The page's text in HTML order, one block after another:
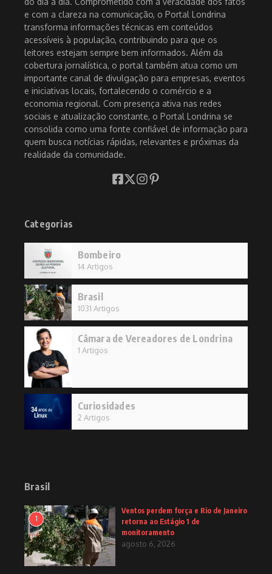
e com a clareza na comunicação, o Portal Londrina
transforma informações técnicas em conteúdos
acessíveis à população, contribuindo para que os
leitores estejam sempre bem informados. Além da
cobertura jornalística, o portal também atua como um
importante canal de divulgação para empresas, eventos
e iniciativas locais, fortalecendo o comércio e a
economia regional. Com presença ativa nas redes
sociais e atualização constante, o Portal Londrina se
consolida como uma fonte confiável de informação para
quem busca notícias rápidas, relevantes e próximas da
realidade da comunidade.
Categorias
Bombeiro
14 Artigos
Brasil
1031 Artigos
Câmara de Vereadores de Londrina
1 Artigos
Curiosidades
2 Artigos
Brasil
1
Ventos perdem força e Rio de Janeiro
retorna ao Estágio 1 de
monitoramento
agosto 6, 2026